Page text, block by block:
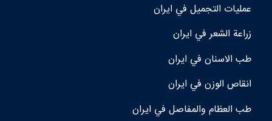
عمليات التجميل في ايران
زراعة الشعر في ايران
طب الاسنان في ايران
انقاص الوزن في ايران
طب العظام والمفاصل في ايران